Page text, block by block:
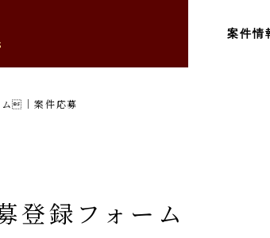
案件情
ム｜案件応募
登録フォーム